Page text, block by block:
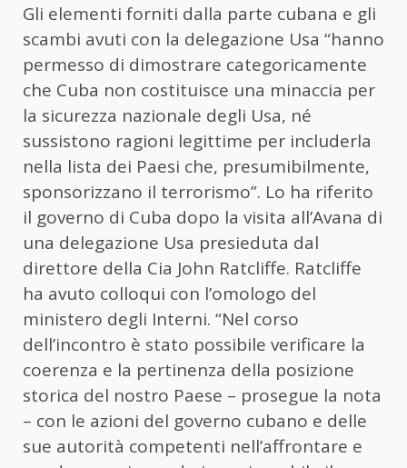
Gli elementi forniti dalla parte cubana e gli
scambi avuti con la delegazione Usa “hanno
permesso di dimostrare categoricamente
che Cuba non costituisce una minaccia per
la sicurezza nazionale degli Usa, né
sussistono ragioni legittime per includerla
nella lista dei Paesi che, presumibilmente,
sponsorizzano il terrorismo”. Lo ha riferito
il governo di Cuba dopo la visita all’Avana di
una delegazione Usa presieduta dal
direttore della Cia John Ratcliffe. Ratcliffe
ha avuto colloqui con l’omologo del
ministero degli Interni. “Nel corso
dell’incontro è stato possibile verificare la
coerenza e la pertinenza della posizione
storica del nostro Paese – prosegue la nota
– con le azioni del governo cubano e delle
sue autorità competenti nell’affrontare e